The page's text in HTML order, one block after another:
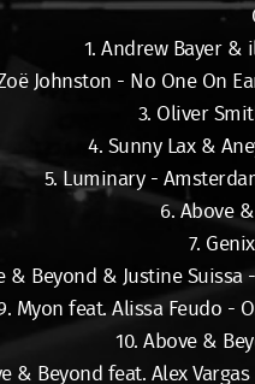
1. Andrew Bayer
Johnston - No One On
3. Oliver
4. Sunny Lax &
5. Luminary -
6. Above
7.
& Beyond & Justine
Myon feat. Alissa Feudo -
10. Above &
& Beyond feat. Alex